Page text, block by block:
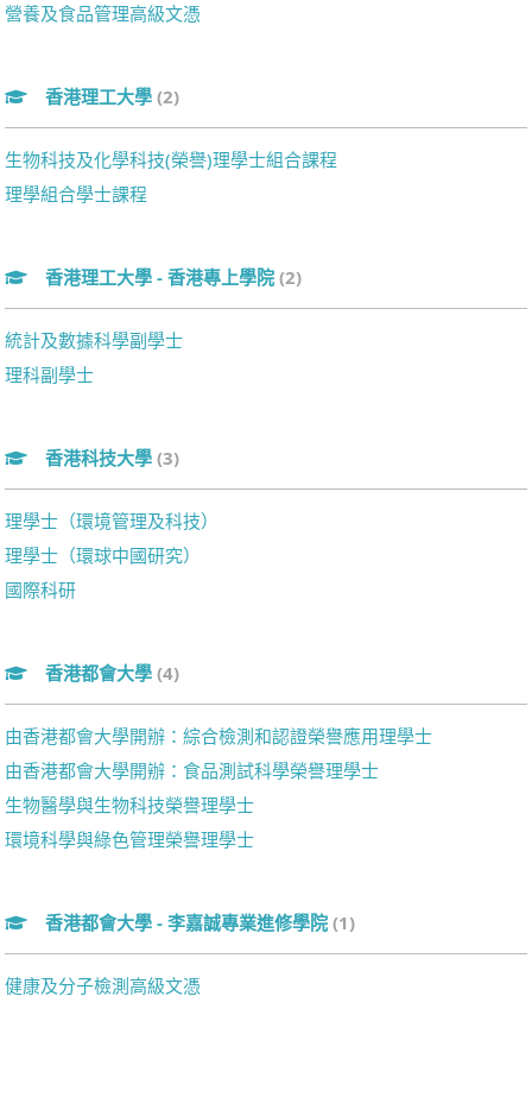
營養及食品管理高級文憑
香港理工大學 (2)
生物科技及化學科技(榮譽)理學士組合課程
理學組合學士課程
香港理工大學 - 香港專上學院 (2)
統計及數據科學副學士
理科副學士
香港科技大學 (3)
理學士（環境管理及科技）
理學士（環球中國研究）
國際科研
香港都會大學 (4)
由香港都會大學開辦：綜合檢測和認證榮譽應用理學士
由香港都會大學開辦：食品測試科學榮譽理學士
生物醫學與生物科技榮譽理學士
環境科學與綠色管理榮譽理學士
香港都會大學 - 李嘉誠專業進修學院 (1)
健康及分子檢測高級文憑